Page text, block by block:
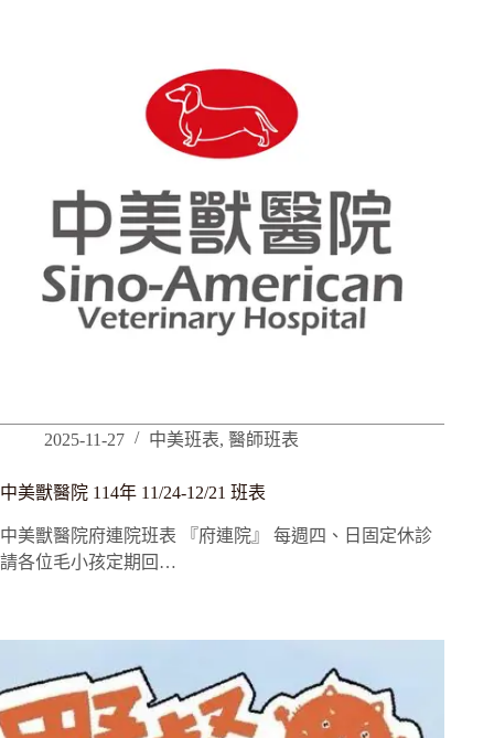
2025-11-27 中美班表, 醫師班表
中美獸醫院 114年 11/24-12/21 班表
中美獸醫院府連院班表 『府連院』 每週四、日固定休診
請各位毛小孩定期回…